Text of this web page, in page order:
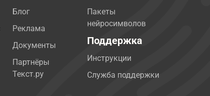
Блог
Реклама
Документы
Партнёры
Текст.ру
Пакеты
нейросимволов
Поддержка
Инструкции
Служба поддержки